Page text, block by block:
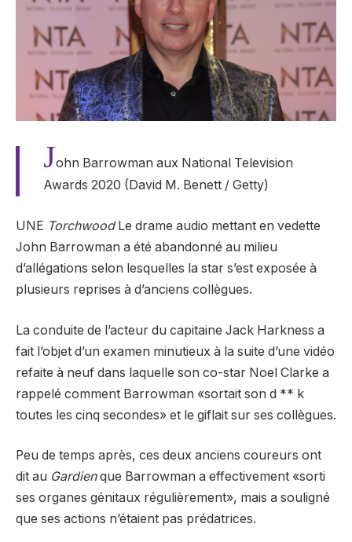
John Barrowman aux National Television
Awards 2020 (David M. Benett / Getty)
UNE TorchwoodLe drame audio mettant en vedette
John Barrowman a été abandonné au milieu
d’allégations selon lesquelles la star s’est exposée à
plusieurs reprises à d’anciens collègues.
La conduite de l’acteur du capitaine Jack Harkness a
fait l’objet d’un examen minutieux à la suite d’une vidéo
refaite à neuf dans laquelle son co-star Noel Clarke a
rappelé comment Barrowman «sortait son d ** k
toutes les cinq secondes» et le giflait sur ses collègues.
Peu de temps après, ces deux anciens coureurs ont
dit au Gardienque Barrowman a effectivement «sorti
ses organes génitaux régulièrement», mais a souligné
que ses actions n’étaient pas prédatrices.